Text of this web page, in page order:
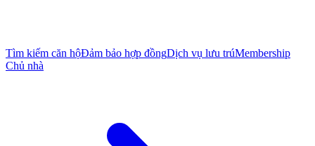
Tìm kiếm căn hộĐảm bảo hợp đồngDịch vụ lưu trúMembership
Chủ nhà